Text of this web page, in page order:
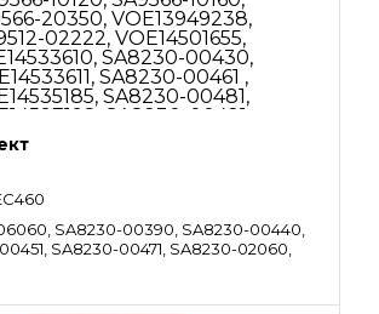
SA8230-00390, SA8230-00440,
SA8230-00471, SA8230-02060,
VOE14533610, SA8230-00430,